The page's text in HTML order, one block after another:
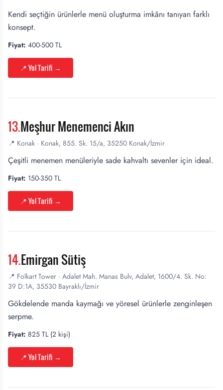
Kendi seçtiğin ürünlerle menü oluşturma imkânı tanıyan farklı
konsept.
Fiyat: 400-500 TL
📍 Yol Tarifi →
13.Meşhur Menemenci Akın
📍 Konak · Konak, 855. Sk. 15/a, 35250 Konak/İzmir
Çeşitli menemen menüleriyle sade kahvaltı sevenler için ideal.
Fiyat: 150-350 TL
📍 Yol Tarifi →
14.Emirgan Sütiş
📍 Folkart Tower · Adalet Mah. Manas Bulv, Adalet, 1600/4. Sk. No:
39 D:1A, 35530 Bayraklı/İzmir
Gökdelende manda kaymağı ve yöresel ürünlerle zenginleşen
serpme.
Fiyat: 825 TL (2 kişi)
📍 Yol Tarifi →